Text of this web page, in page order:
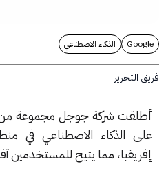
الذكاء الاصطناعي
شركة جوجل مجموعة من
الذكاء الاصطناعي في
مما يتيح للمستخدمين آفاقًا